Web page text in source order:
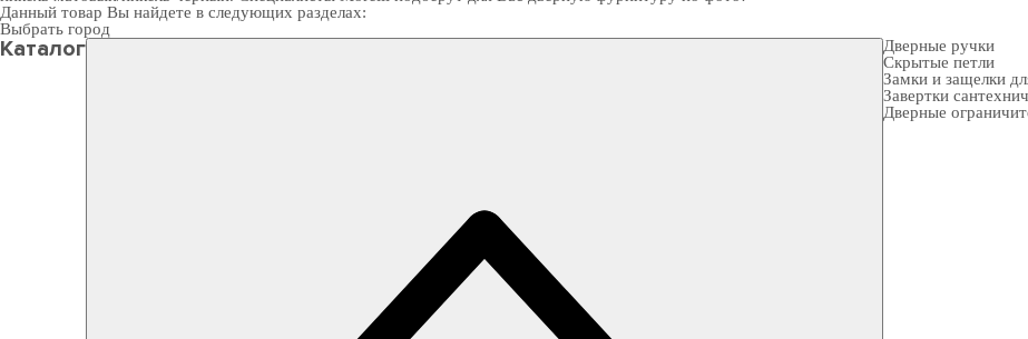
Данный товар Вы найдете в следующих разделах:
Выбрать город
Каталог
Дверные ручки
Скрытые петли
Замки и защелки
Завертки
Дверные